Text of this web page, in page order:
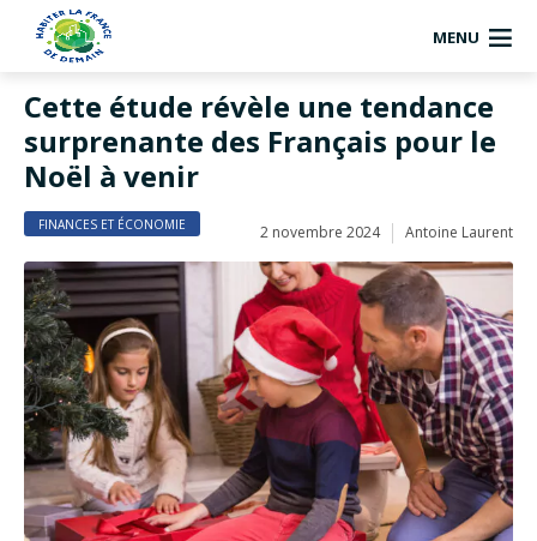
MENU
Cette étude révèle une tendance
surprenante des Français pour le
Noël à venir
FINANCES ET ÉCONOMIE 2 novembre 2024 Antoine Laurent